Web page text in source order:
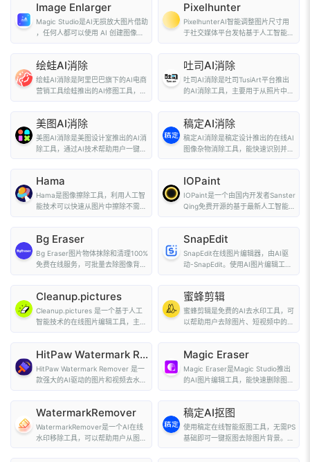
Image Enlarger
Magic Studio是AI无损放大图片借助
，任何人都可以使用 AI 创建图像、
Pixelhunter
PixelhunterAI智能调整图片尺寸用
于社交媒体平台发帖基于人工智能的
绘蛙AI消除
绘蛙AI消除是阿里巴巴旗下的AI电商
营销工具绘蛙推出的AI修图工具，能
吐司AI消除
吐司AI消除是吐司TusiArt平台推出
的AI消除工具，主要用于从照片中移
美图AI消除
美图AI消除是美图设计室推出的AI消
除工具，通过AI技术帮助用户一键去
稿定AI消除
稿定AI消除是稿定设计推出的在线AI
图像杂物消除工具，能快速识别并去
Hama
Hama是图像擦除工具，利用人工智
能技术可以快速从图片中擦除不需要
IOPaint
IOPaint是一个由国内开发者Sanster
Qing免费开源的基于最新人工智能技
Bg Eraser
Bg Eraser图片物体抹除和清理100%
免费在线服务，可批量去除图像背
SnapEdit
SnapEdit在线图片编辑器，由AI驱
动-SnapEdit。使用AI图片编辑工具
Cleanup.pictures
Cleanup.pictures 是一个基于人工
智能技术的在线图片编辑工具，主要
蜜蜂剪辑
蜜蜂剪辑是免费的AI去水印工具，可
以帮助用户去除图片、短视频中的水
HitPaw Watermark Remover
HitPaw Watermark Remover 是一
款强大的AI驱动的图片和视频去水印
Magic Eraser
Magic Eraser是Magic Studio推出
的AI图片编辑工具，能快速删除图片
WatermarkRemover
WatermarkRemover是一个AI在线
水印移除工具，可以帮助用户从图片
稿定AI抠图
使用稿定在线智能抠图工具，无需PS
基础即可一键抠图去除图片背景。支